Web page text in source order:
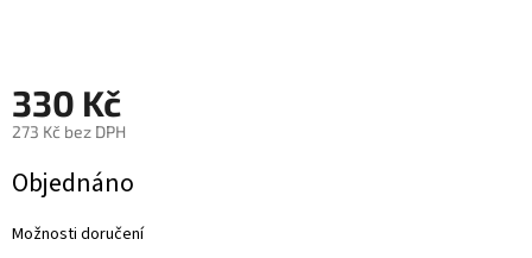
330 Kč
273 Kč bez DPH
cena:
Objednáno
Možnosti doručení